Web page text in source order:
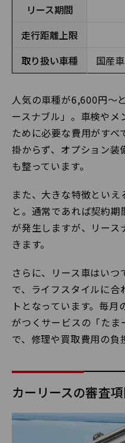
リース期間
走行距離上限
取り扱い車種
国産
人気の車種が6,600円〜
ースナブル」。車検やメ
ために必要な費用がすべ
掛からず、オプション装
も整っています。
また、大きな特徴といえ
と。通常であれば契約
が発生しますが、リース
きます。
さらに、リース車はい
で、ライフスタイルに合
トとなっています。毎
がつくサービスの「たま
で、修理や買取費用の負
カーリースの審査項